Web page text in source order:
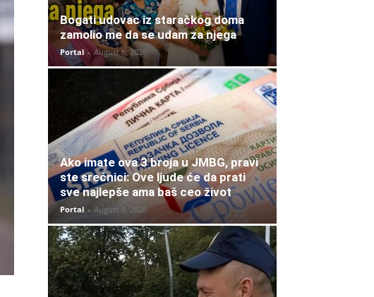
Bogati udovac iz staračkog doma
zamolio me da se udam za njega
Portal - August 8, 2026
Ako imate ova 3 broja u JMBG, pravi
ste srećnici: Ove ljude će da prati
sve najlepše ama baš ceo život
Portal - August 8, 2026